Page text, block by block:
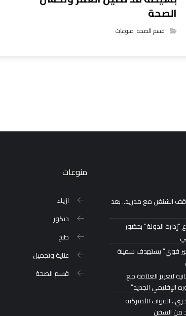
الصحة
قسم الصحه,منوعات
الشنغن مع مدريد.. بعد
“إدارة الدولة” بحضور
قوي” يستهدف سفينة
لتعزيز العلاقة مع
الإقليمي الجديد”
القوات الأميركية
من السفن
منوعات
ازياء
ديكور
طبخ
عناية وتجميل
قسم الصحة